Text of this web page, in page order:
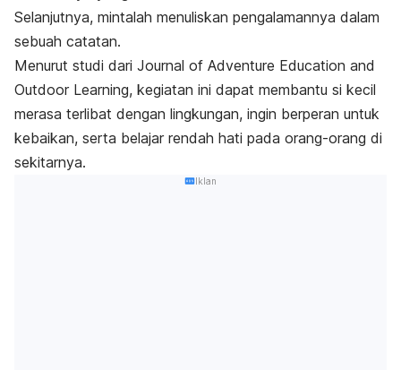
Selanjutnya, mintalah menuliskan pengalamannya dalam
sebuah catatan.
Menurut studi dari Journal of Adventure Education and
Outdoor Learning, kegiatan ini dapat membantu si kecil
merasa terlibat dengan lingkungan, ingin berperan untuk
kebaikan, serta belajar rendah hati pada orang-orang di
sekitarnya.
Iklan